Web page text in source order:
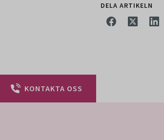
DELA ARTIKELN
KONTAKTA OSS